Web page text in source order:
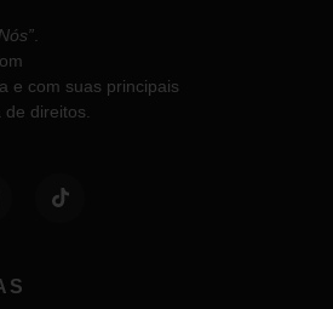
e com suas principais
direitos.